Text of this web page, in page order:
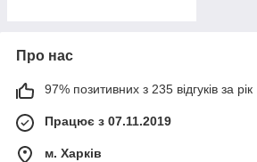
Про нас
97% позитивних з 235 відгуків за рік
Працює з 07.11.2019
м. Харків